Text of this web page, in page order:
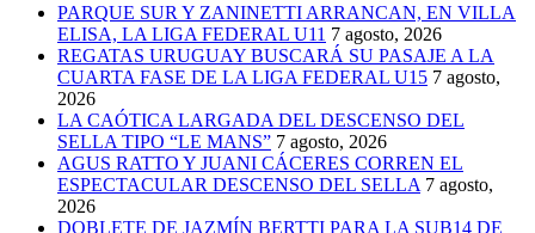
PARQUE SUR Y ZANINETTI ARRANCAN, EN VILLA
ELISA, LA LIGA FEDERAL U11 7 agosto, 2026
REGATAS URUGUAY BUSCARÁ SU PASAJE A LA
CUARTA FASE DE LA LIGA FEDERAL U15 7 agosto,
2026
LA CAÓTICA LARGADA DEL DESCENSO DEL
SELLA TIPO “LE MANS” 7 agosto, 2026
AGUS RATTO Y JUANI CÁCERES CORREN EL
ESPECTACULAR DESCENSO DEL SELLA 7 agosto,
2026
DOBLETE DE JAZMÍN BERTTI PARA LA SUB14 DE